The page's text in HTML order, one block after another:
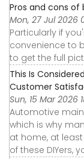
Pros and cons
Mon, 27 Jul 2026
Particularly if
convenience to
to get the full
This Is
Customer
Sun, 15 Mar 2026
Automotive
which is why
at home, at
of these DIYers,